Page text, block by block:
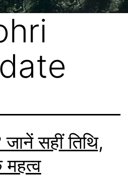
सहीं तिथि,
महत्व